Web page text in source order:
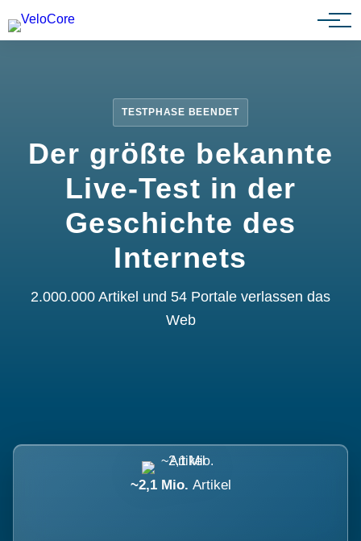
Partnerprogramm
TESTPHASE BEENDET
Der größte bekannte
Live-Test in der
Geschichte des
Internets
2.000.000 Artikel und 54 Portale verlassen das
Web
~2,1 Mio. Artikel